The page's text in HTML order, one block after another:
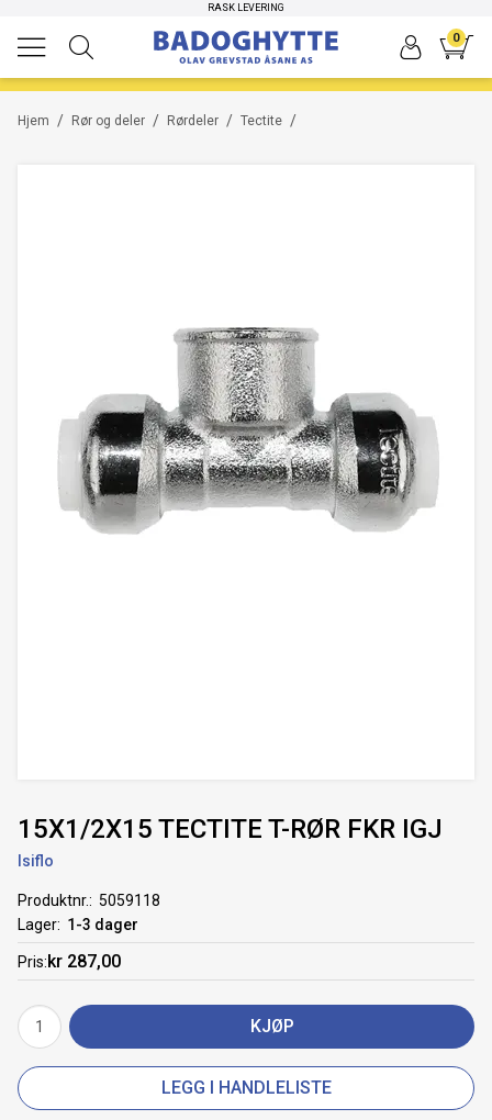
RASK LEVERING
0
/
Hjem /
Rør og deler /
Rørdeler /
Tectite
15X1/2X15 TECTITE T-RØR FKR IGJ
Isiflo
Produktnr.
5059118
Lager
1-3 dager
Pris kr 287,00
KJØP
LEGG I HANDLELISTE